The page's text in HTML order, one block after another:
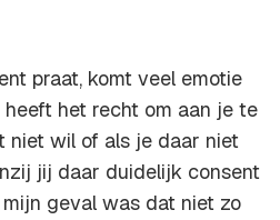
praat, komt veel emotie
heeft het recht om aan je te
niet wil of als je daar niet
jij daar duidelijk consent
geval was dat niet zo